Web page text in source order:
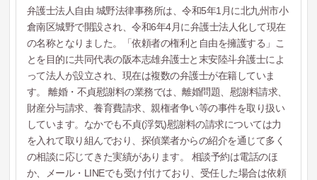
弁護士法人自由 城野法律事務所は、令和5年1月に北九州市小
倉南区城野で開設され、令和6年4月に弁護士法人化して現在
の名称となりました。「依頼者の権利と自由を擁護する」こ
とを目的に共同代表の阪本志雄弁護士と末安陸斗弁護士によ
って法人が設立され、現在は複数の弁護士が在籍していま
す。 離婚・不貞慰謝料の業務では、離婚問題、慰謝料請求、
財産分与請求、養育費請求、親権者争い等の事件を取り扱い
しています。なかでも不貞(浮気)慰謝料の請求については力
を入れて取り組んでおり、探偵業者からの紹介を通じて多く
の相談に応じてきた実績があります。 相談予約は電話のほ
か、メール・LINEでも受け付けており、受任した場合は依頼